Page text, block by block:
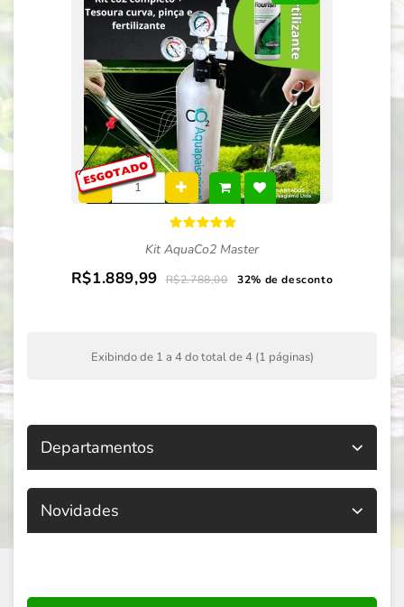
Kit AquaCo2 Master
R$1.889,99 R$2.788,00 32% de desconto
Exibindo de 1 a 4 do total de 4 (1 páginas)
Departamentos
Novidades